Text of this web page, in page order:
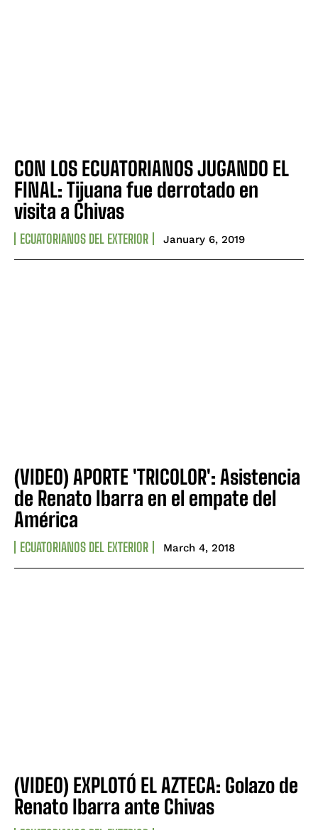
CON LOS ECUATORIANOS JUGANDO EL
FINAL: Tijuana fue derrotado en
visita a Chivas
ECUATORIANOS DEL EXTERIOR January 6, 2019
(VIDEO) APORTE 'TRICOLOR': Asistencia
de Renato Ibarra en el empate del
América
ECUATORIANOS DEL EXTERIOR March 4, 2018
(VIDEO) EXPLOTÓ EL AZTECA: Golazo de
Renato Ibarra ante Chivas